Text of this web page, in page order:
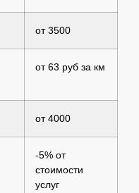
от 3500
от 63 руб за км
от 4000
-5% от
стоимости
услуг